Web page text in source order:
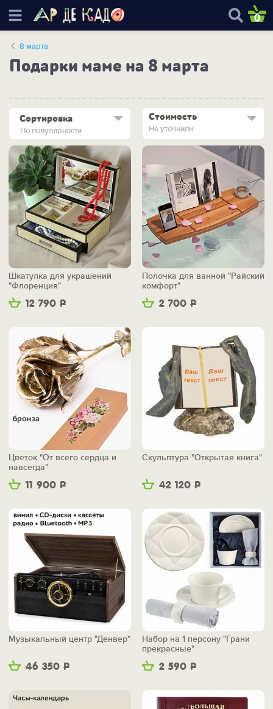
0
8 марта
Подарки маме на 8 марта
По популярности
Сортировка Стоимость
Не уточнили
12 790 Р
Шкатулка для украшений
"Флоренция"
2 700 Р
Полочка для ванной "Райский
комфорт"
11 900 Р
Цветок "От всего сердца и
навсегда"
42 120 Р
Скульптура "Открытая книга"
46 350 Р
Музыкальный центр "Денвер"
2 590 Р
Набор на 1 персону "Грани
прекрасные"